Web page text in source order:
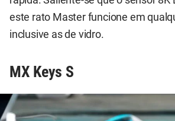
este rato Master funcione em
inclusive as de vidro.
MX Keys S